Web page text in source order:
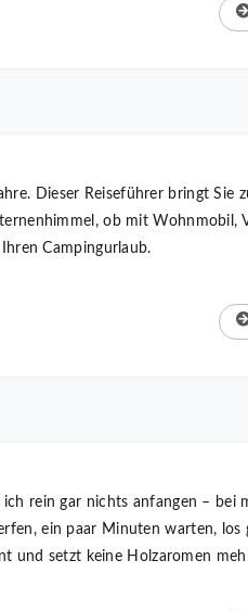
Dieser Reiseführer bringt Sie
ob mit Wohnmobil,
Campingurlaub.
rein gar nichts anfangen – bei
ein paar Minuten warten, los
und setzt keine Holzaromen